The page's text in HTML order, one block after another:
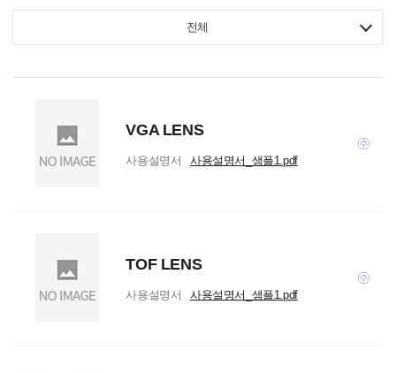
전체
VGA LENS
사용설명서 사용설명서_샘플1.pdf
TOF LENS
사용설명서 사용설명서_샘플1.pdf